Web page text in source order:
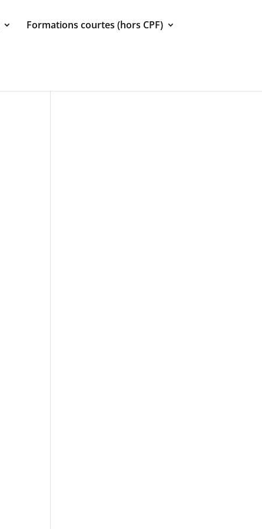
Formations courtes (hors CPF)